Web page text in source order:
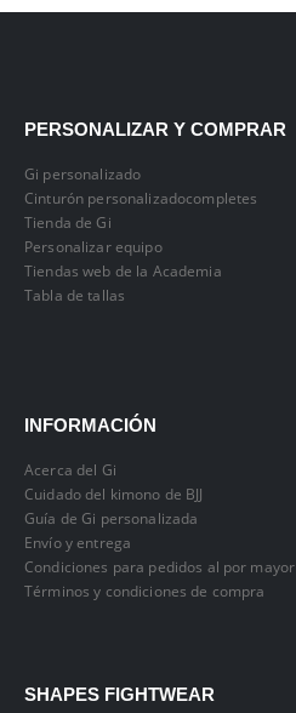
PERSONALIZAR Y COMPRAR
Gi personalizado
Cinturón personalizadocompletes
Tienda de Gi
Personalizar equipo
Tiendas web de la Academia
Tabla de tallas
INFORMACIÓN
Acerca del Gi
Cuidado del kimono de BJJ
Guía de Gi personalizada
Envío y entrega
Condiciones para pedidos al por mayor
Términos y condiciones de compra
SHAPES FIGHTWEAR